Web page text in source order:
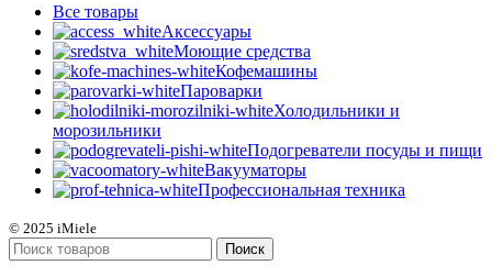
Все товары
Аксессуары
Моющие средства
Кофемашины
Пароварки
Холодильники и
морозильники
Подогреватели посуды и пищи
Вакууматоры
Профессиональная техника
© 2025 iMiele
Поиск